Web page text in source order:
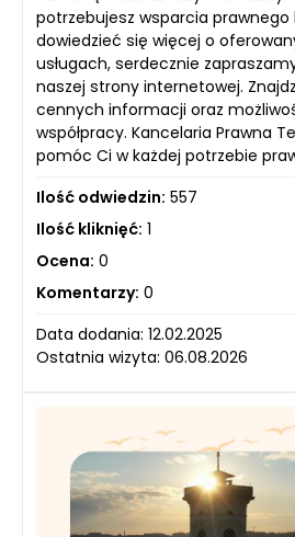
potrzebujesz wsparcia prawnego
dowiedzieć się więcej o
usługach, serdecznie
naszej strony internetowej.
cennych informacji oraz
współpracy. Kancelaria Prawna
pomóc Ci w każdej potrzebie
Ilość odwiedzin: 557
Ilość kliknięć: 1
Ocena: 0
Komentarzy: 0
Data dodania: 12.02.2025
Ostatnia wizyta: 06.08.2026